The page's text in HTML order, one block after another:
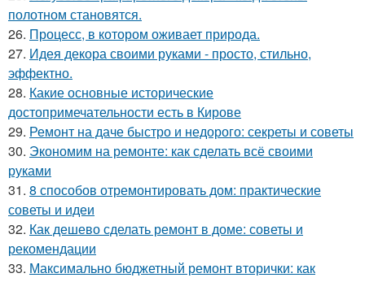
полотном становятся.
26. Процесс, в котором оживает природа.
27. Идея декора своими руками - просто, стильно,
эффектно.
28. Какие основные исторические
достопримечательности есть в Кирове
29. Ремонт на даче быстро и недорого: секреты и советы
30. Экономим на ремонте: как сделать всё своими
руками
31. 8 способов отремонтировать дом: практические
советы и идеи
32. Как дешево сделать ремонт в доме: советы и
рекомендации
33. Максимально бюджетный ремонт вторички: как